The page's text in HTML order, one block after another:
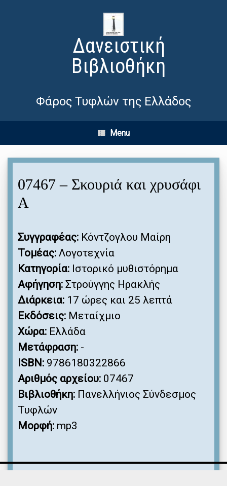
Δανειστική
Βιβλιοθήκη
Φάρος Τυφλών της Ελλάδος
Menu
07467 – Σκουριά και χρυσάφι
Α
Συγγραφέας: Κόντζογλου Μαίρη
Τομέας: Λογοτεχνία
Κατηγορία: Ιστορικό μυθιστόρημα
Αφήγηση: Στρούγγης Ηρακλής
Διάρκεια: 17 ώρες και 25 λεπτά
Εκδόσεις: Μεταίχμιο
Χώρα: Ελλάδα
Μετάφραση: -
ISBN: 9786180322866
Αριθμός αρχείου: 07467
Βιβλιοθήκη: Πανελλήνιος Σύνδεσμος
Τυφλών
Μορφή: mp3